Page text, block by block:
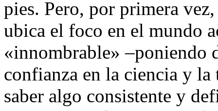
pies. Pero, por primera
ubica el foco en el mundo
«innombrable» –poniendo
confianza en la ciencia y
saber algo consistente y